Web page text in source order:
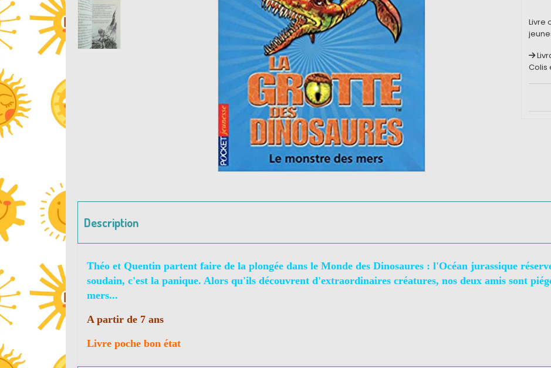
Livre
Colis
Description
Théo et Quentin partent faire de la plongée dans le Monde des Dinosaures : l'Océan jurassique
soudain, c'est la panique. Alors qu'ils découvrent d'extraordinaires créatures, nos deux amis sont
mers...
A partir de 7 ans
Livre poche bon état